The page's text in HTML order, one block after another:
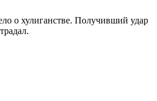
о хулиганстве. Получивший удар